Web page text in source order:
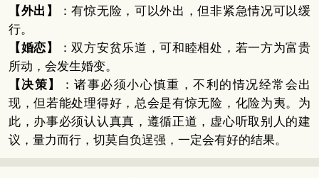
【外出】
：有惊无险，可以外出，但非紧急情况可以缓
行。
【婚恋】
：双方安贫乐道，可和睦相处，若一方为富贵
所动，会发生婚变。
【决策】
：诸事必须小心慎重，不利的情况经常会出
现，但若能处理得好，总会是有惊无险，化险为夷。为
此，办事必须认认真真，遵循正道，虚心听取别人的建
议，量力而行，切莫自负逞强，一定会有好的结果。